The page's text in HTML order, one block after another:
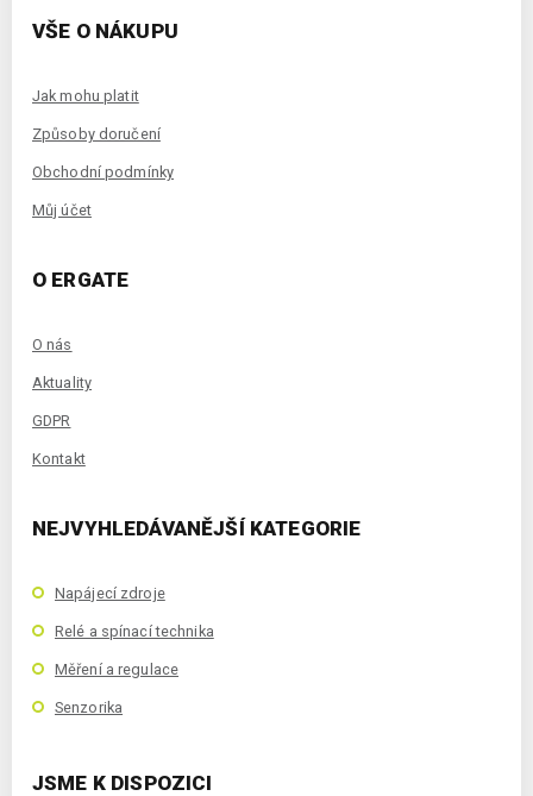
VŠE O NÁKUPU
Jak mohu platit
Způsoby doručení
Obchodní podmínky
Můj účet
O ERGATE
O nás
Aktuality
GDPR
Kontakt
NEJVYHLEDÁVANĚJŠÍ KATEGORIE
Napájecí zdroje
Relé a spínací technika
Měření a regulace
Senzorika
JSME K DISPOZICI